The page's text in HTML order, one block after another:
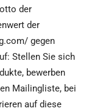
der
der
gegen
Stellen Sie sich
bewerben
Mailingliste, bei
auf diese